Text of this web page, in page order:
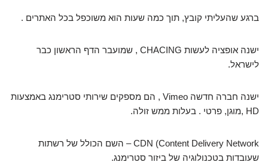
ברגע שהעליתי קובץ, תוך כמה שעות הוא משוכפל בכל האתרים .
ישנה אופציה לעשות CHACING , שמועבר הדף הראשון כבר
לישראל.
ישנה חברה חדשה Vimeo , הם מספקים שירותי סטרימנג באמצעות
HD ,מוגן, פרטי . בעלות ממש זולה.
CDN (Content Delivery Network – השם הכולל של רשתות
שעובדות בטכנולוגיה של ביזור סטרימנג.